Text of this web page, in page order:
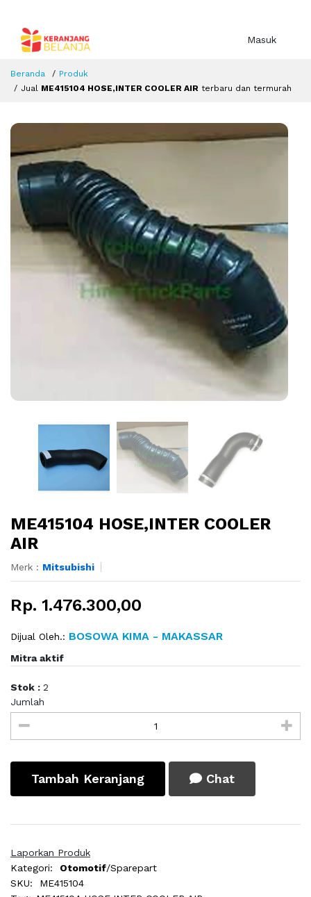
Masuk
Beranda
Produk
Jual ME415104 HOSE,INTER COOLER AIR terbaru dan termurah
ME415104 HOSE,INTER COOLER
AIR
Merk : Mitsubishi
Rp. 1.476.300,00
Dijual Oleh.: BOSOWA KIMA - MAKASSAR
Mitra aktif
Stok : 2
Jumlah
Tambah Keranjang Chat
Laporkan Produk
Kategori:
Otomotif/Sparepart
SKU:
ME415104